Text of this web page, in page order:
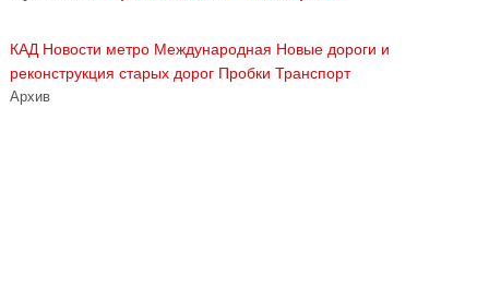
КАД Новости метро Международная Новые дороги и
реконструкция старых дорог Пробки Транспорт
Архив